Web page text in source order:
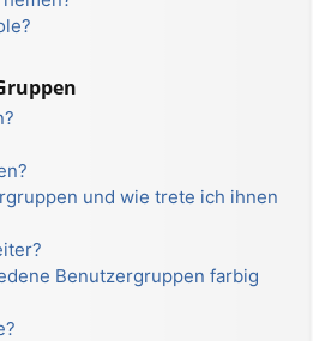
und wie trete ich ihnen
Benutzergruppen farbig